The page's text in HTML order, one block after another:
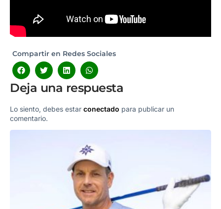
Compartir en Redes Sociales
Deja una respuesta
Lo siento, debes estar conectado para publicar un
comentario.